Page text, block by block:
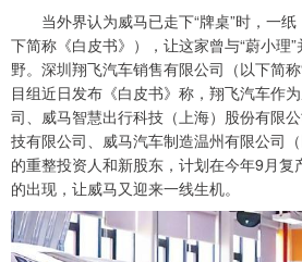
当外界认为威马已走下“牌桌”时，一纸
下简称《白皮书》），让这家曾与“蔚小理
野。深圳翔飞汽车销售有限公司（以下简
目组近日发布《白皮书》称，翔飞汽车作
司、威马智慧出行科技（上海）股份有限
技有限公司、威马汽车制造温州有限公司（
的重整投资人和新股东，计划在今年9月复
的出现，让威马又迎来一线生机。